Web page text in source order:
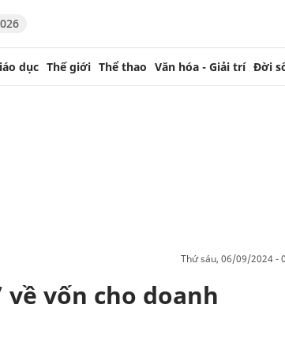
dục Thế giới Thể thao Văn hóa - Giải trí Đời
thứ sáu, 06/09/2024 -
về vốn cho doanh